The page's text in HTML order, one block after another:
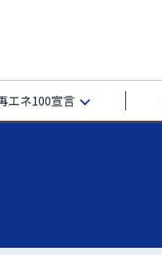
エネ100宣言